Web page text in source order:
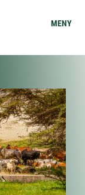
MENY